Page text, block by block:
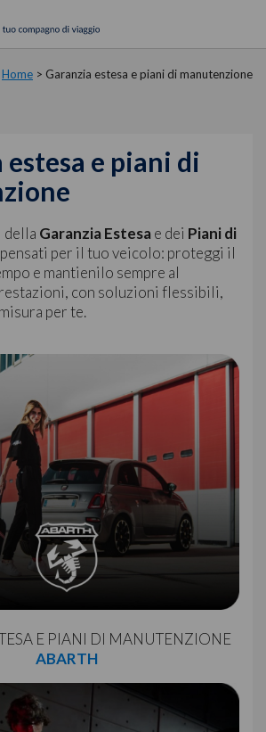
Home > Garanzia estesa e piani di manutenzione
estesa e piani di
della Garanzia Estesa e dei Piani di
pensati per il tuo veicolo: proteggi il
e mantienilo sempre al
con soluzioni flessibili,
per te.
E PIANI DI MANUTENZIONE
ABARTH